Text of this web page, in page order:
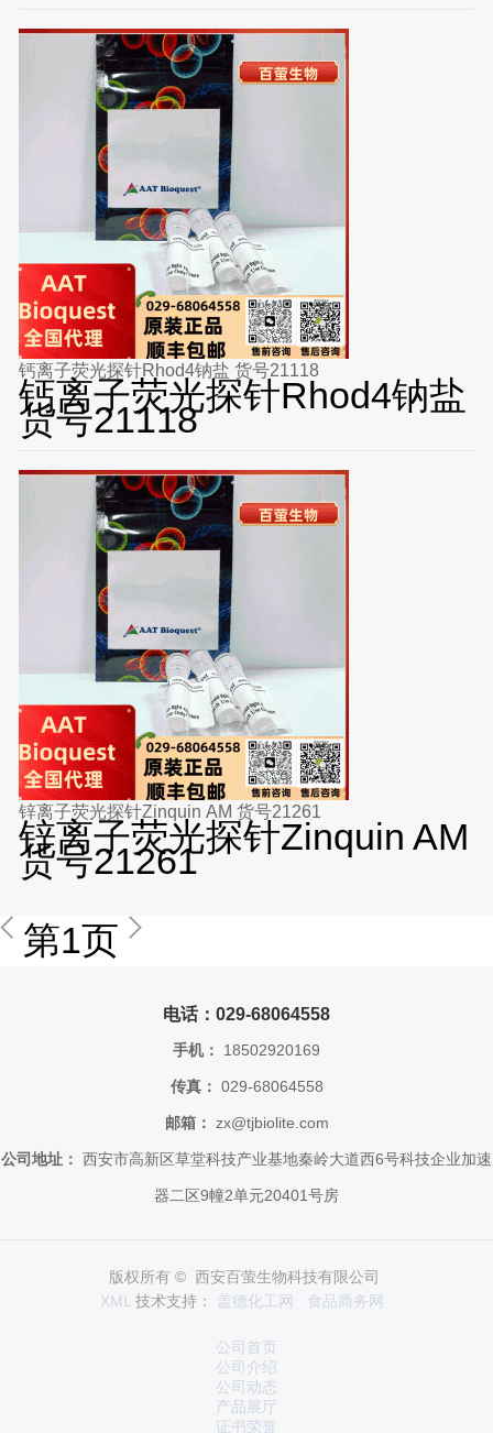
钙离子荧光探针Rhod4钠盐 货号21118
钙离子荧光探针Rhod4钠盐
货号21118
锌离子荧光探针Zinquin AM 货号21261
锌离子荧光探针Zinquin AM
货号21261
第1页
电话：029-68064558
手机： 18502920169
传真： 029-68064558
邮箱： zx@tjbiolite.com
公司地址： 西安市高新区草堂科技产业基地秦岭大道西6号科技企业加速
器二区9幢2单元20401号房
版权所有 © 西安百萤生物科技有限公司
XML 技术支持： 盖德化工网 食品商务网
公司首页
公司介绍
公司动态
产品展厅
证书荣誉